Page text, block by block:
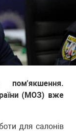
(МОЗ) вже
для салонів